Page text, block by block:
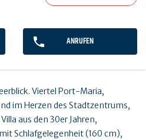
ANRUFEN
Viertel Port-Maria,
im Herzen des Stadtzentrums,
aus den 30er Jahren,
Schlafgelegenheit (160 cm),